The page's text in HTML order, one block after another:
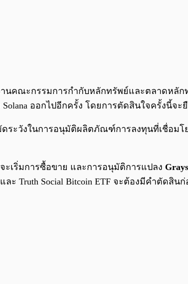
คณะกรรมการกำกับหลักทรัพย์และตลาดหลัก
Solana ออกไปอีกครั้ง โดยการตัดสินใจครั้งนี้จ
ระวังในการอนุมัติผลิตภัณฑ์การลงทุนที่เชื่อม
ะเริ่มการซื้อขาย และการอนุมัติการแปลง
ละ Truth Social Bitcoin ETF จะต้องมีคำตัดสิ